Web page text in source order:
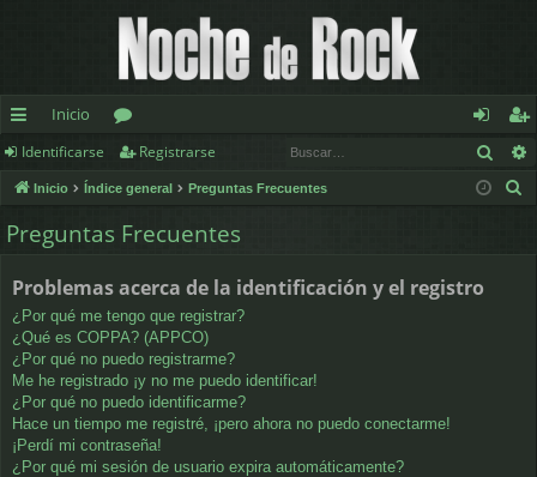
nl
ac
es
pi
d
os
Inicio
or
os
de
nt
eg
ist
Identificarse Registrarse
Inicio Índice general Preguntas Frecuentes
Preguntas Frecuentes
Problemas acerca de la identificación y el registro
¿Por qué me tengo que registrar?
¿Qué es COPPA? (APPCO)
¿Por qué no puedo registrarme?
Me he registrado ¡y no me puedo identificar!
¿Por qué no puedo identificarme?
Hace un tiempo me registré, ¡pero ahora no puedo conectarme!
¡Perdí mi contraseña!
¿Por qué mi sesión de usuario expira automáticamente?